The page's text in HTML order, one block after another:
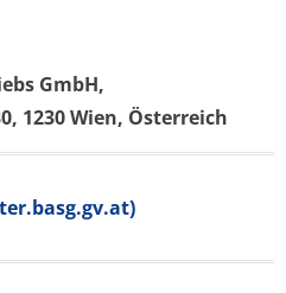
GmbH,
1230 Wien, Österreich